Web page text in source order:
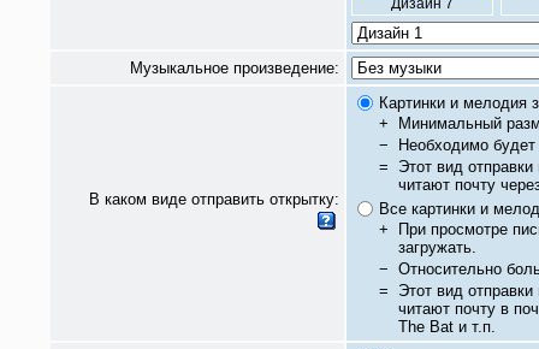
Дизайн 7
Музыкальное произведение:
В каком виде отправить открытку:
Картинки и мелодия
+
Минимальный
−
Необходимо будет
= Этот вид
читают почту
Все картинки и
+
При просмотре
загружать.
− Относительно
= Этот вид
читают почту в
The Bat и т.п.